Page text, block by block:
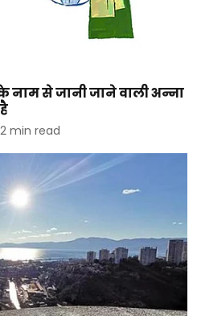
नाम से जानी जाने वाली अन्ना
2 min read